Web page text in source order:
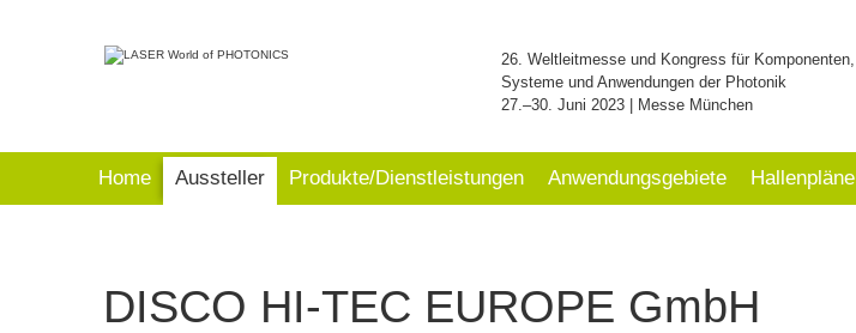
26. Weltleitmesse und Kongress für Komponenten,
Systeme und Anwendungen der Photonik
27.–30. Juni 2023 | Messe München
Home Aussteller Produkte/Dienstleistungen Anwendungsgebiete Hallenpläne
DISCO HI-TEC EUROPE GmbH